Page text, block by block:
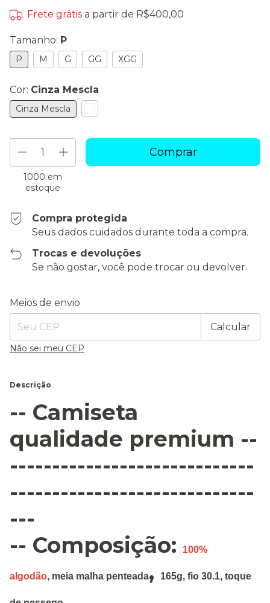
Frete grátis a partir de R$400,00
Tamanho: P
P M G GG XGG
Cor: Cinza Mescla
Cinza Mescla
1000 em
estoque
Compra protegida
Seus dados cuidados durante toda a compra.
Trocas e devoluções
Se não gostar, você pode trocar ou devolver.
Entregas para o CEP:
Meios de envio
Calcular
Não sei meu CEP
Descrição
-- Camiseta
qualidade premium --
-----------------------------
-----------------------------
---
-- Composição:
100%
algodão, meia malha penteada, 165g, fio 30.1, toque